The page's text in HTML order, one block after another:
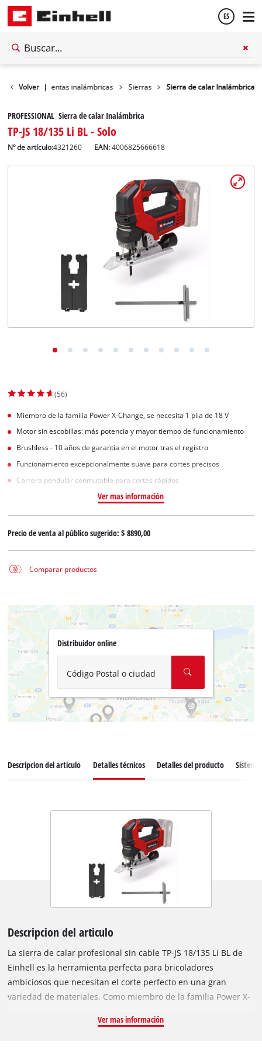
ES
Volver |
Herramientas inalámbricas Sierras Sierra de calar Inalámbrica
PROFESSIONAL Sierra de calar Inalámbrica
TP-JS 18/135 Li BL - Solo
Nº de artículo:4321260 EAN:4006825666618
(56)
Miembro de la familia Power X-Change, se necesita 1 pila de 18 V
Motor sin escobillas: más potencia y mayor tiempo de funcionamiento
Brushless - 10 años de garantía en el motor tras el registro
Funcionamiento excepcionalmente suave para cortes precisos
Carrera pendular conmutable para cortes rápidos
Ver mas información
Precio de venta al público sugerido:$ 8890,00
Comparar productos
Distribuidor online
Código Postal o ciudad
Descripcion del articulo Detalles técnicos Detalles del producto
Descripcion del articulo
La sierra de calar profesional sin cable TP-JS 18/135 Li BL de
Einhell es la herramienta perfecta para bricoladores
ambiciosos que necesitan el corte perfecto en una gran
variedad de materiales. Como miembro de la familia Power X-
en el hogar, el taller y el garaje, ya que todos los dispositivos,
Ver mas información